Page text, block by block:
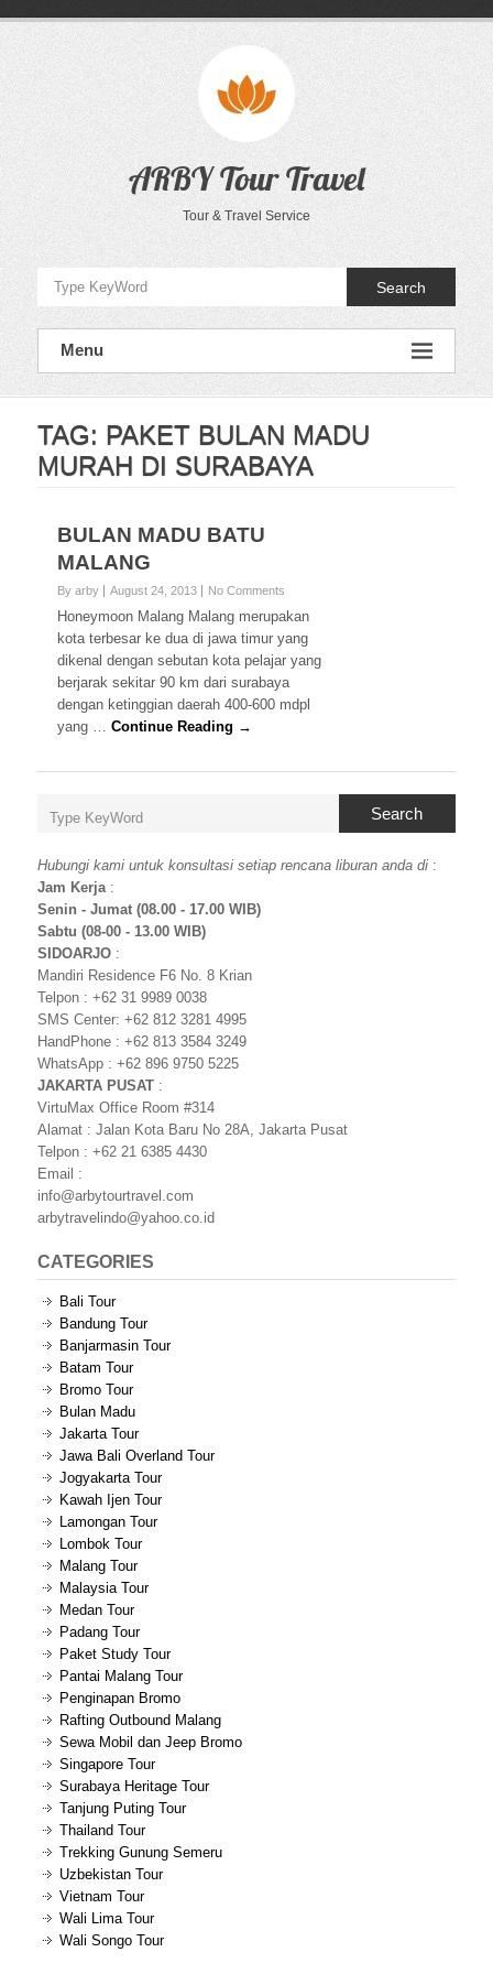
ARBY Tour Travel
Tour & Travel Service
Search
Menu
TAG: PAKET BULAN MADU
MURAH DI SURABAYA
BULAN MADU BATU
MALANG
By arby August 24, 2013 No Comments
Honeymoon Malang Malang merupakan
kota terbesar ke dua di jawa timur yang
dikenal dengan sebutan kota pelajar yang
berjarak sekitar 90 km dari surabaya
dengan ketinggian daerah 400-600 mdpl
yang …Continue Reading →
Search
Hubungi kami untuk konsultasi setiap rencana liburan anda di :
Jam Kerja:
Senin - Jumat (08.00 - 17.00 WIB)
Sabtu (08-00 - 13.00 WIB)
SIDOARJO :
Mandiri Residence F6 No. 8 Krian
Telpon : +62 31 9989 0038
SMS Center: +62 812 3281 4995
HandPhone : +62 813 3584 3249
WhatsApp : +62 896 9750 5225
JAKARTA PUSAT :
VirtuMax Office Room #314
Alamat : Jalan Kota Baru No 28A, Jakarta Pusat
Telpon : +62 21 6385 4430
Email :
info@arbytourtravel.com
arbytravelindo@yahoo.co.id
CATEGORIES
Bali Tour
Bandung Tour
Banjarmasin Tour
Batam Tour
Bromo Tour
Bulan Madu
Jakarta Tour
Jawa Bali Overland Tour
Jogyakarta Tour
Kawah Ijen Tour
Lamongan Tour
Lombok Tour
Malang Tour
Malaysia Tour
Medan Tour
Padang Tour
Paket Study Tour
Pantai Malang Tour
Penginapan Bromo
Rafting Outbound Malang
Sewa Mobil dan Jeep Bromo
Singapore Tour
Surabaya Heritage Tour
Tanjung Puting Tour
Thailand Tour
Trekking Gunung Semeru
Uzbekistan Tour
Vietnam Tour
Wali Lima Tour
Wali Songo Tour